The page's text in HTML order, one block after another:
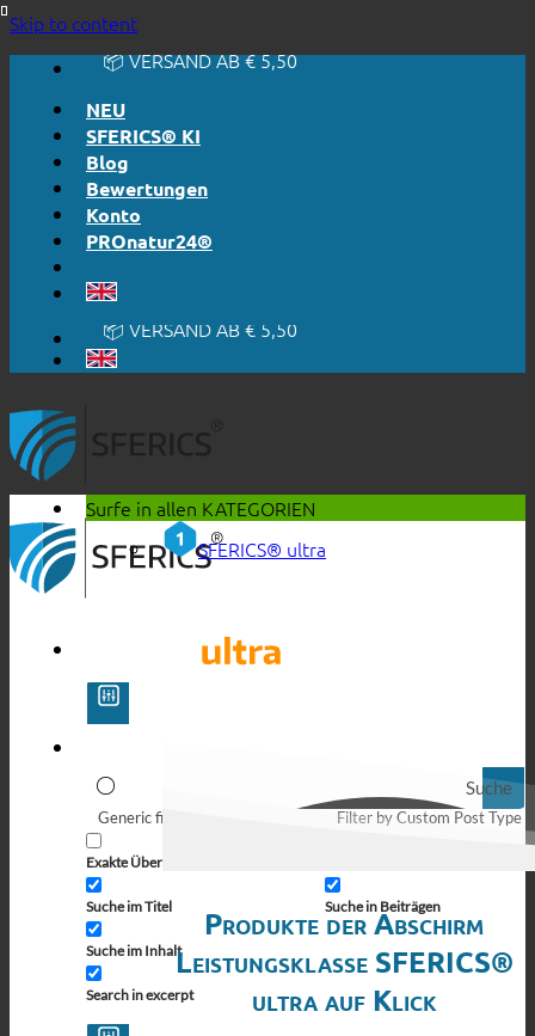
Skip to content🔆 EHRLICH. TRANSPARENT.
📦 VERSAND AB € 5,50
NEU
SFERICS® KI
Blog
Bewertungen
Konto
PROnatur24®
🔆 EINFACH. FUNKTIONIERT.
📦 VERSAND AB € 5,50
🔖 KAUF AUF RECHNUNG
Suche
Generic filters
Exakte Übereinstimmung
Suche im Titel
Suche im Inhalt
Search in excerpt
Filter by Custom Post Type
Suche in Beiträgen
Surfe in allen KATEGORIEN
SFERICS® ultra
Produkte der Abschirm
Leistungsklasse SFERICS®
ultra auf Klick